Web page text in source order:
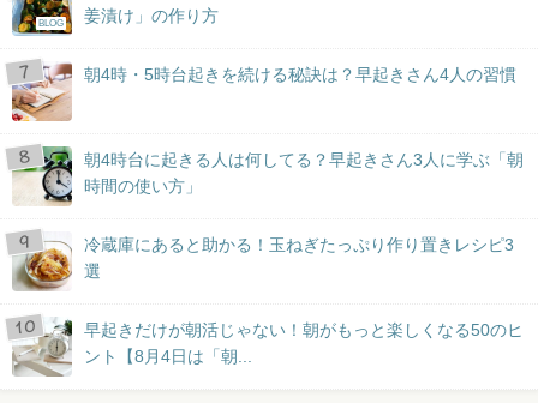
BLOG
姜漬け」の作り方
朝4時・5時台起きを続ける秘訣は？早起きさん4人の習慣
朝4時台に起きる人は何してる？早起きさん3人に学ぶ「朝
時間の使い方」
冷蔵庫にあると助かる！玉ねぎたっぷり作り置きレシピ3
選
早起きだけが朝活じゃない！朝がもっと楽しくなる50のヒ
ント【8月4日は「朝...